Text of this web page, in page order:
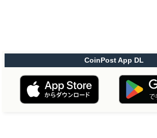
CoinPost App DL